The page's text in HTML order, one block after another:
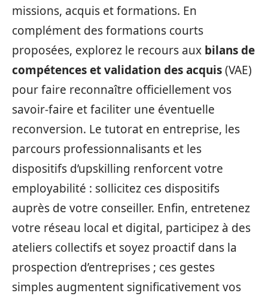
missions, acquis et formations. En
complément des formations courts
proposées, explorez le recours aux bilans de
compétences et validation des acquis(VAE)
pour faire reconnaître officiellement vos
savoir-faire et faciliter une éventuelle
reconversion. Le tutorat en entreprise, les
parcours professionnalisants et les
dispositifs d’upskilling renforcent votre
employabilité : sollicitez ces dispositifs
auprès de votre conseiller. Enfin, entretenez
votre réseau local et digital, participez à des
ateliers collectifs et soyez proactif dans la
prospection d’entreprises ; ces gestes
simples augmentent significativement vos